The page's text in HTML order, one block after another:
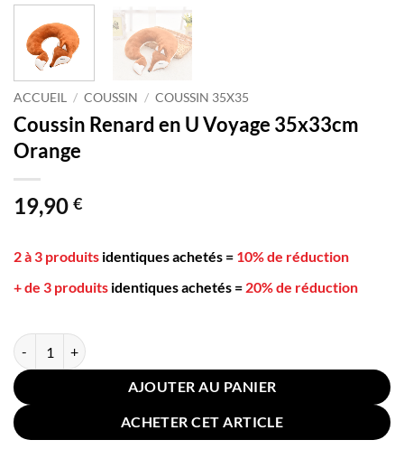
ACCUEIL / COUSSIN / COUSSIN 35X35
Coussin Renard en U Voyage 35x33cm
Orange
19,90 €
2 à 3 produits identiques achetés = 10% de réduction
+ de 3 produits identiques achetés = 20% de réduction
quantité de Coussin Renard en U Voyage 35x33cm Orange
AJOUTER AU PANIER
ACHETER CET ARTICLE